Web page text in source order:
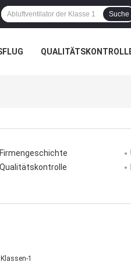
Suche
Firmengeschichte
Qualitätskontrolle
1